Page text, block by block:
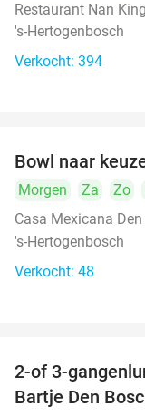
Restaurant Nan King
's-Hertogenbosch
Verkocht: 394
Bowl naar
Morgen Za Zo
Casa Mexicana
's-Hertogenbosch
Verkocht: 48
2-of 3-
Bartje Den